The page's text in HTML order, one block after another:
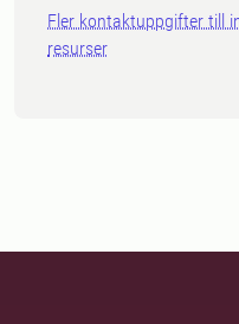
Fler kontaktuppgifter till
resurser